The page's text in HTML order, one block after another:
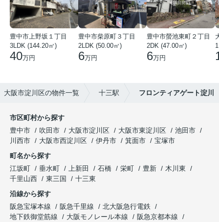
豊中市上野坂１丁目
3LDK (144.20㎡)
40万円
豊中市柴原町３丁目
2LDK (50.00㎡)
6万円
豊中市螢池東町２丁目
2DK (47.00㎡)
6万円
大阪市淀川区の物件一覧 十三駅 フロンティアゲート淀川
市区町村から探す
豊中市
吹田市 大阪市淀川区 大阪市東淀川区
池田市
川西市
大阪市西淀川区 伊丹市 箕面市
宝塚市
町名から探す
江坂町
垂水町 上新田 石橋 栄町 豊新
木川東
千里山西
東三国
十三東
沿線から探す
阪急宝塚本線
阪急千里線
北大阪急行電鉄
地下鉄御堂筋線
大阪モノレール本線
阪急京都本線